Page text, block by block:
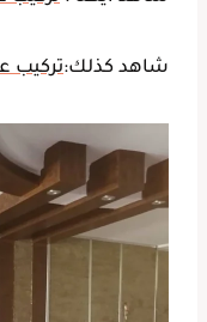
شاهد كذلك:تركيب